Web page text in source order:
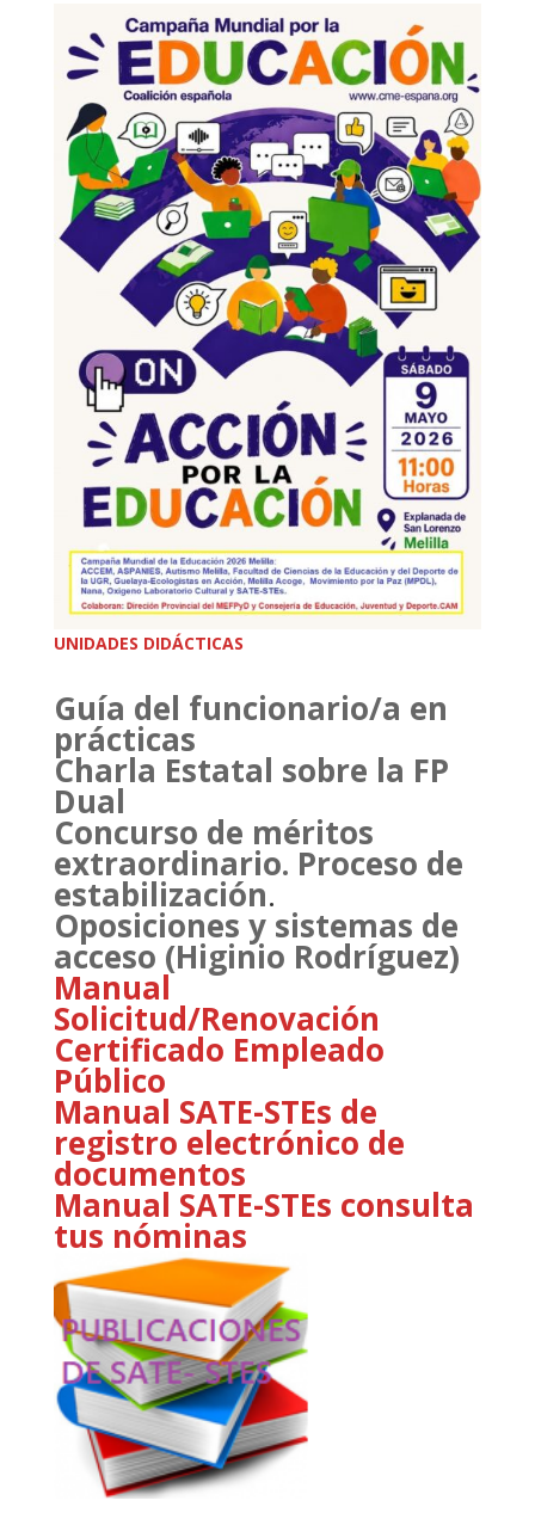
UNIDADES DIDÁCTICAS
Guía del funcionario/a en
prácticas
Charla Estatal sobre la FP
Dual
Concurso de méritos
extraordinario. Proceso de
estabilización.
Oposiciones y sistemas de
acceso (Higinio Rodríguez)
Manual
Solicitud/Renovación
Certificado Empleado
Público
Manual SATE-STEs de
registro electrónico de
documentos
Manual SATE-STEs consulta
tus nóminas